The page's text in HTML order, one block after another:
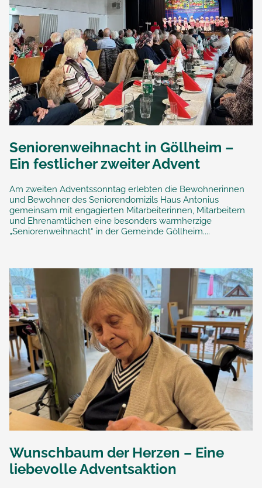
Seniorenweihnacht in Göllheim –
Ein festlicher zweiter Advent
Am zweiten Adventssonntag erlebten die Bewohnerinnen
und Bewohner des Seniorendomizils Haus Antonius
gemeinsam mit engagierten Mitarbeiterinnen, Mitarbeitern
und Ehrenamtlichen eine besonders warmherzige
„Seniorenweihnacht“ in der Gemeinde Göllheim....
Wunschbaum der Herzen – Eine
liebevolle Adventsaktion